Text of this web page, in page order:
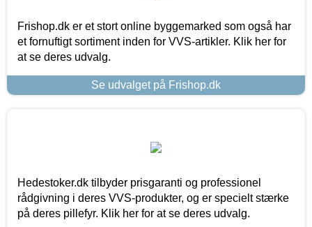
Frishop.dk er et stort online byggemarked som også har
et fornuftigt sortiment inden for VVS-artikler. Klik her for
at se deres udvalg.
Se udvalget på Frishop.dk
Hedestoker.dk tilbyder prisgaranti og professionel
rådgivning i deres VVS-produkter, og er specielt stærke
på deres pillefyr. Klik her for at se deres udvalg.